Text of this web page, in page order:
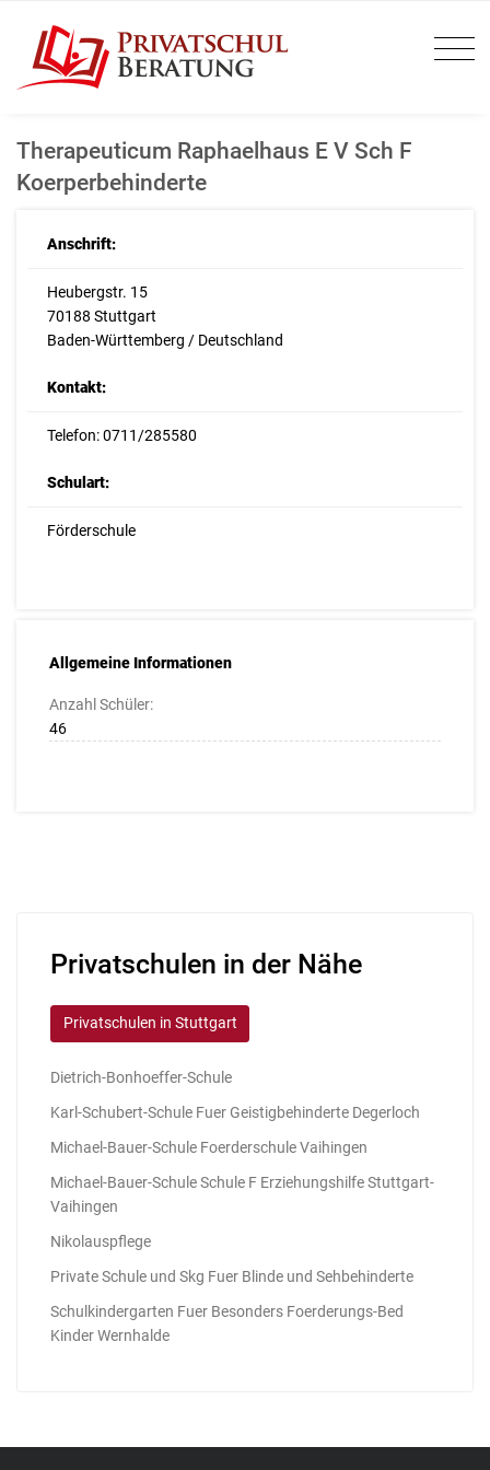
Therapeuticum Raphaelhaus E V Sch F
Koerperbehinderte
Anschrift:
Heubergstr. 15
70188 Stuttgart
Baden-Württemberg / Deutschland
Kontakt:
Telefon: 0711/285580
Schulart:
Förderschule
Allgemeine Informationen
Anzahl Schüler:
46
Privatschulen in der Nähe
Privatschulen in Stuttgart
Dietrich-Bonhoeffer-Schule
Karl-Schubert-Schule Fuer Geistigbehinderte Degerloch
Michael-Bauer-Schule Foerderschule Vaihingen
Michael-Bauer-Schule Schule F Erziehungshilfe Stuttgart-
Vaihingen
Nikolauspflege
Private Schule und Skg Fuer Blinde und Sehbehinderte
Schulkindergarten Fuer Besonders Foerderungs-Bed
Kinder Wernhalde